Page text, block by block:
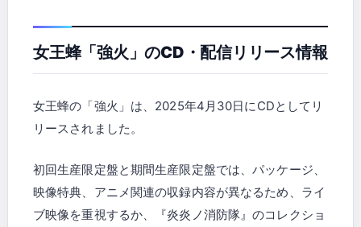
女王蜂「強火」のCD・配信リリース情報
女王蜂の「強火」は、2025年4月30日にCDとしてリ
リースされました。
初回生産限定盤と期間生産限定盤では、パッケージ、
映像特典、アニメ関連の収録内容が異なるため、ライ
ブ映像を重視するか、『炎炎ノ消防隊』のコレクショ